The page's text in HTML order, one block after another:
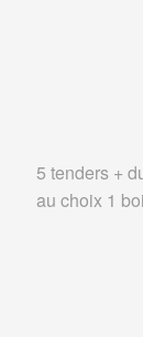
5 tenders +
au choix 1